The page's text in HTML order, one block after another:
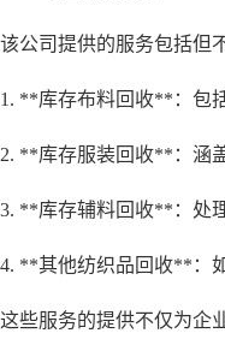
该公司提供的服务包括但
1. **库存布料回收**：包
2. **库存服装回收**：涵
3. **库存辅料回收**：处
4. **其他纺织品回收**：
这些服务的提供不仅为企